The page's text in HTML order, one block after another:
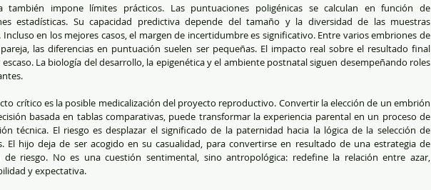
también impone límites prácticos. Las puntuaciones poligénicas se calculan en función de
estadísticas. Su capacidad predictiva depende del tamaño y la diversidad de las muestras
Incluso en los mejores casos, el margen de incertidumbre es significativo. Entre varios embriones de
las diferencias en puntuación suelen ser pequeñas. El impacto real sobre el resultado final
escaso. La biología del desarrollo, la epigenética y el ambiente postnatal siguen desempeñando roles
crítico es la posible medicalización del proyecto reproductivo. Convertir la elección de un embrión
basada en tablas comparativas, puede transformar la experiencia parental en un proceso de
técnica. El riesgo es desplazar el significado de la paternidad hacia la lógica de la selección de
El hijo deja de ser acogido en su casualidad, para convertirse en resultado de una estrategia de
de riesgo. No es una cuestión sentimental, sino antropológica: redefine la relación entre azar,
y expectativa.